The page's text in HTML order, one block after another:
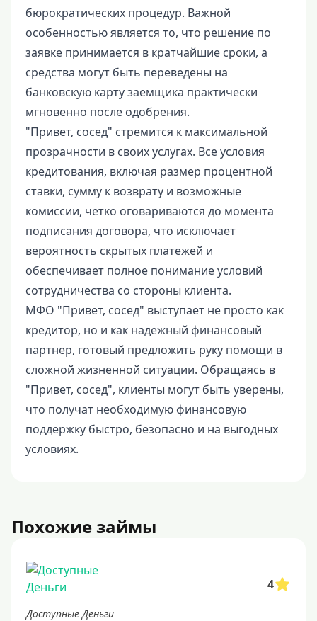
бюрократических процедур. Важной
особенностью является то, что решение по
заявке принимается в кратчайшие сроки, а
средства могут быть переведены на
банковскую карту заемщика практически
мгновенно после одобрения.
"Привет, сосед" стремится к максимальной
прозрачности в своих услугах. Все условия
кредитования, включая размер процентной
ставки, сумму к возврату и возможные
комиссии, четко оговариваются до момента
подписания договора, что исключает
вероятность скрытых платежей и
обеспечивает полное понимание условий
сотрудничества со стороны клиента.
МФО "Привет, сосед" выступает не просто как
кредитор, но и как надежный финансовый
партнер, готовый предложить руку помощи в
сложной жизненной ситуации. Обращаясь в
"Привет, сосед", клиенты могут быть уверены,
что получат необходимую финансовую
поддержку быстро, безопасно и на выгодных
условиях.
Похожие займы
4
Доступные Деньги